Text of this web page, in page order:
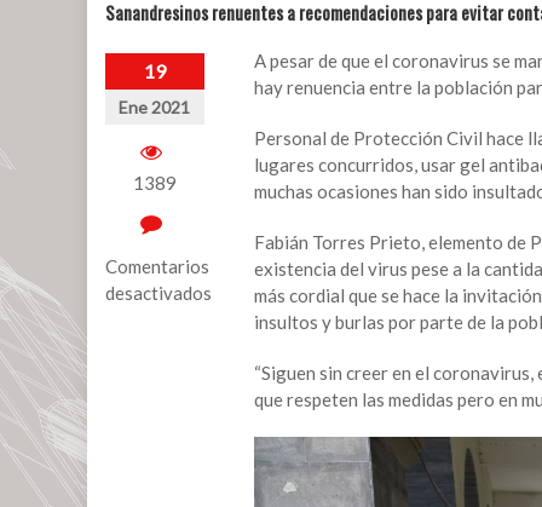
Sanandresinos renuentes a recomendaciones para evitar
19
Ene 2021
1389
Comentarios
desactivados
A pesar de que el coronavirus se
hay renuencia entre la población
Personal de Protección Civil hace
lugares concurridos, usar gel
muchas ocasiones han sido
Fabián Torres Prieto, elemento de
existencia del virus pese a la
más cordial que se hace la
insultos y burlas por parte de la
“Siguen sin creer en el
que respeten las medidas pero en